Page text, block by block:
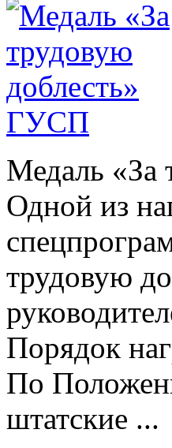
Медаль «За
Одной из
трудовую
Порядок
По
штатские ...